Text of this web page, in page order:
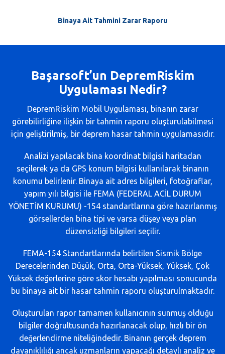
Binaya Ait Tahmini Zarar Raporu
Başarsoft’un DepremRiskim
Uygulaması Nedir?
DepremRiskim Mobil Uygulaması, binanın zarar
görebilirliğine ilişkin bir tahmin raporu oluşturulabilmesi
için geliştirilmiş, bir deprem hasar tahmin uygulamasıdır.
Analizi yapılacak bina koordinat bilgisi haritadan
seçilerek ya da GPS konum bilgisi kullanılarak binanın
konumu belirlenir. Binaya ait adres bilgileri, fotoğraflar,
yapım yılı bilgisi ile FEMA (FEDERAL ACİL DURUM
YÖNETİM KURUMU) -154 standartlarına göre hazırlanmış
görsellerden bina tipi ve varsa düşey veya plan
düzensizliği bilgileri seçilir.
FEMA-154 Standartlarında belirtilen Sismik Bölge
Derecelerinden Düşük, Orta, Orta-Yüksek, Yüksek, Çok
Yüksek değerlerine göre skor hesabı yapılması sonucunda
bu binaya ait bir hasar tahmin raporu oluşturulmaktadır.
Oluşturulan rapor tamamen kullanıcının sunmuş olduğu
bilgiler doğrultusunda hazırlanacak olup, hızlı bir ön
değerlendirme niteliğindedir. Binanın gerçek deprem
dayanıklılığı ancak uzmanların yapacağı detaylı analiz ve